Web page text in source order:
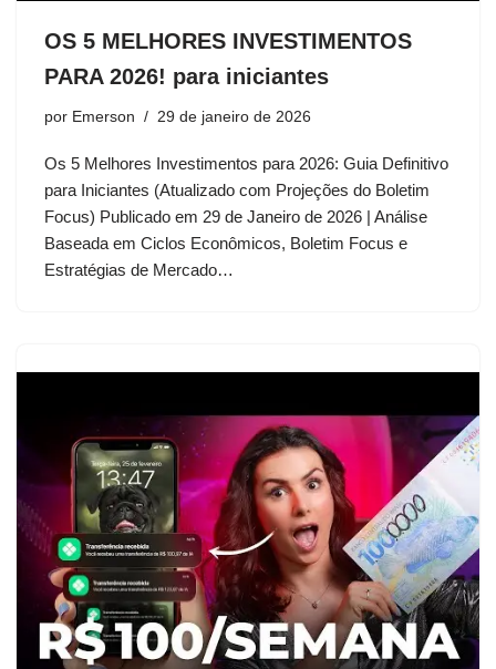
OS 5 MELHORES INVESTIMENTOS
PARA 2026! para iniciantes
por Emerson 29 de janeiro de 2026
Os 5 Melhores Investimentos para 2026: Guia Definitivo
para Iniciantes (Atualizado com Projeções do Boletim
Focus) Publicado em 29 de Janeiro de 2026 | Análise
Baseada em Ciclos Econômicos, Boletim Focus e
Estratégias de Mercado…